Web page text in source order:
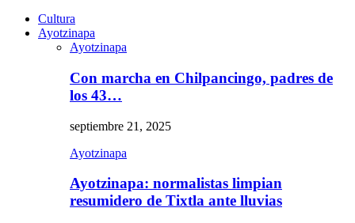
Cultura
Ayotzinapa
Ayotzinapa
Con marcha en Chilpancingo, padres de
los 43…
septiembre 21, 2025
Ayotzinapa
Ayotzinapa: normalistas limpian
resumidero de Tixtla ante lluvias